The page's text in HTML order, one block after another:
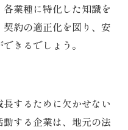
業種に特化した知識を
約の適正化を図り、安
きるでしょう。
するために欠かせない
する企業は、地元の法